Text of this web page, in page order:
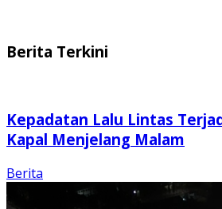
Berita Terkini
Kepadatan Lalu Lintas
Kapal Menjelang Malam
Berita